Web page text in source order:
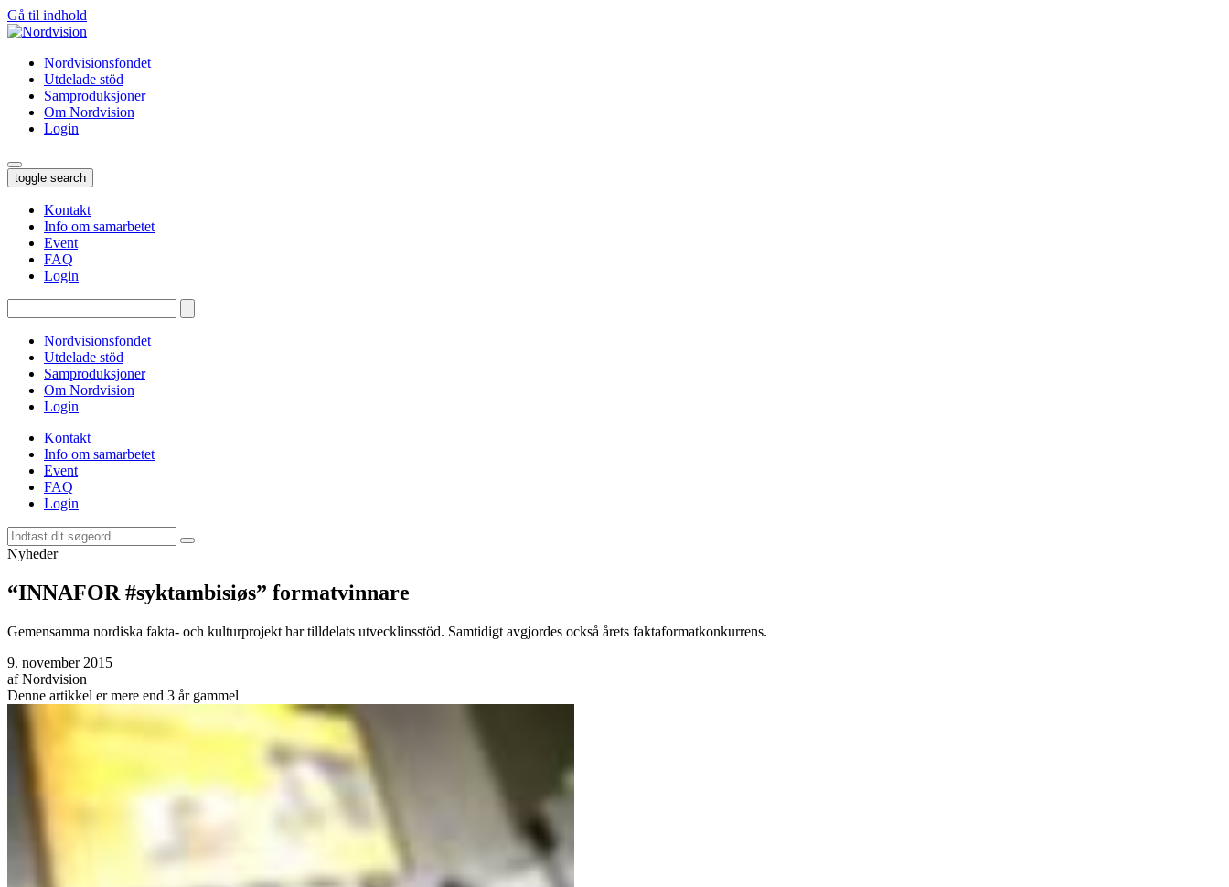
Gå til indhold
Nordvisionsfondet
Utdelade stöd
Samproduksjoner
Om Nordvision
Login
toggle search
Kontakt
Info om samarbetet
Event
FAQ
Login
enter
søge…
Nordvisionsfondet
Utdelade stöd
Samproduksjoner
Om Nordvision
Login
Kontakt
Info om samarbetet
Event
FAQ
Login
Nyheder
“INNAFOR #syktambisiøs” formatvinnare
Gemensamma nordiska fakta- och kulturprojekt har tilldelats utvecklinsstöd. Samtidigt avgjordes också årets faktaformatkonkurrens.
9. november 2015
af Nordvision
Denne artikkel er mere end 3 år gammel